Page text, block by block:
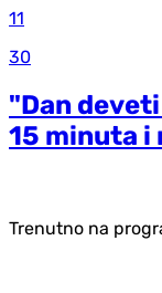
11
30
"Dan
15 minuta i
Trenutno na